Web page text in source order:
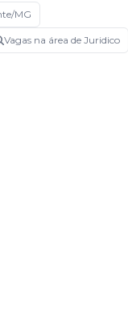
há 3 dias
MG
Vagas na área de Juridico